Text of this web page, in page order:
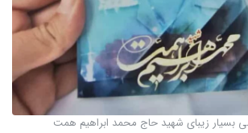
بسیار زیبای شهید حاج محمد ابراهیم همت